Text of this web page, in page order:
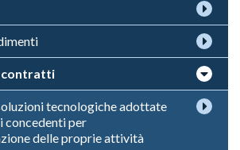
contratti
tecnologiche adottate
concedenti per
delle proprie attività